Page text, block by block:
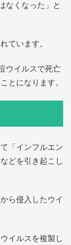
なくなった」と
ています。
ウイルスで死亡
とになります。
「インフルエン
どを引き起こし
ら侵入したウイ
イルスを複製し